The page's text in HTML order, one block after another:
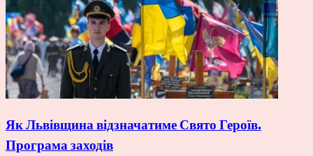
Як Львівщина відзначатиме Свято Героїв.
Програма заходів